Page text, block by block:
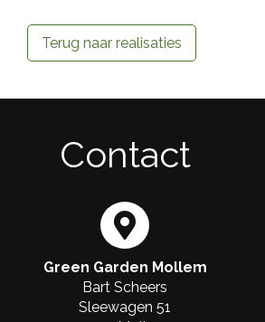
Terug naar realisaties
Contact
Green Garden Mollem
Bart Scheers
Sleewagen 51